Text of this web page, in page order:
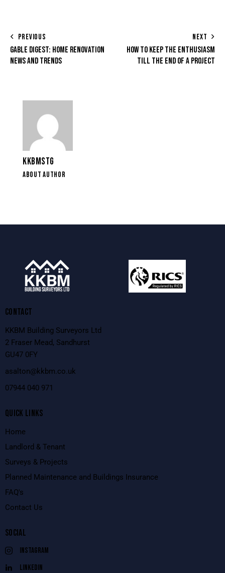
PREVIOUS
GABLE DIGEST: HOME RENOVATION
NEWS AND TRENDS
NEXT
HOW TO KEEP THE ENTHUSIASM
TILL THE END OF A PROJECT
KKBMSTG
ABOUT AUTHOR
CONTACT
KKBM Building Surveyors Ltd
2 Fraser Mead, Sandhurst
GU47 0FY
asalton@kkbm.co.uk
07944 040 971
QUICK LINKS
Home
Landlord & Tenant
Surveys & Projects
Planned Maintenance and Buildings Insurance
FAQ's
Contact Us
SOCIAL
instagram
linkedin